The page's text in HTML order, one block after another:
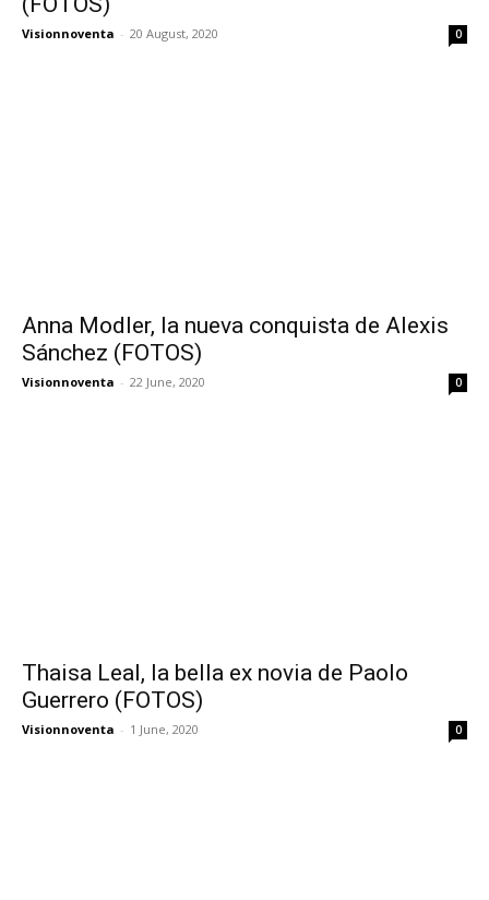
Visionnoventa - 20 August, 2020 0
Anna Modler, la nueva conquista de Alexis
Sánchez (FOTOS)
Visionnoventa - 22 June, 2020 0
Thaisa Leal, la bella ex novia de Paolo
Guerrero (FOTOS)
Visionnoventa - 1 June, 2020 0